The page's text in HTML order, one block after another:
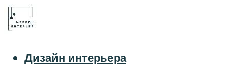
Дизайн интерьера